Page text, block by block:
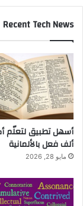
Recent Tech News
ألف فعل بالألمانية
مايو 28, 2026